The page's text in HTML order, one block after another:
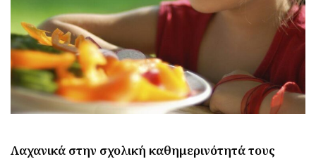
Λαχανικά στην σχολική καθημερινότητά τους